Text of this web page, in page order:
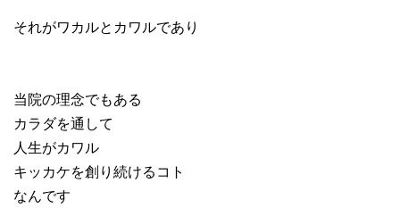
それがワカルとカワルであり
当院の理念でもある
カラダを通して
人生がカワル
キッカケを創り続けるコト
なんです